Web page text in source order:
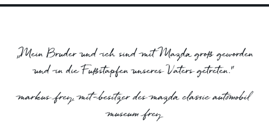
„Mein Bruder und ich sind mit Mazda groß geworden
und in die Fußstapfen unseres Vaters getreten.“
markus frey, mit-besitzer des mazda classic automobil
museum frey